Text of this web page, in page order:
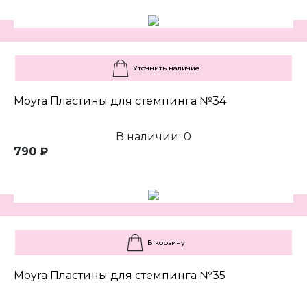
Уточнить наличие
Moyra Пластины для стемпинга №34
В наличии: 0
790 ₽
В корзину
Moyra Пластины для стемпинга №35